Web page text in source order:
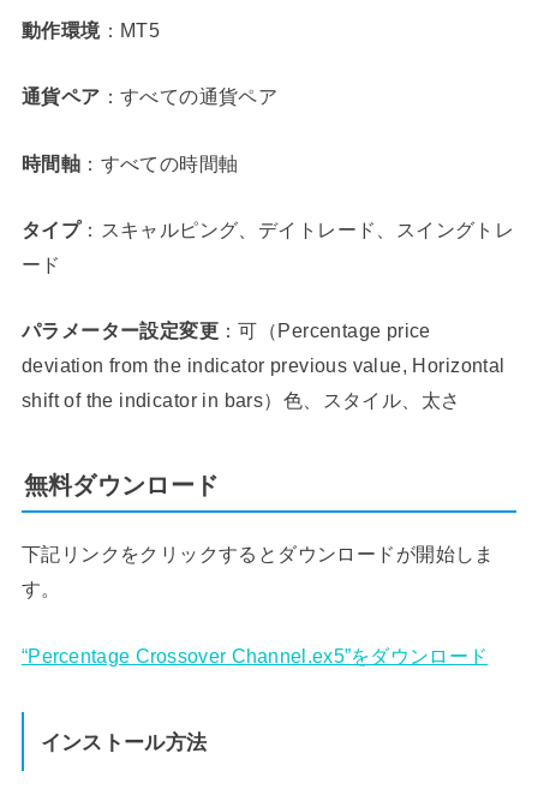
動作環境：MT5
通貨ペア ：すべての通貨ペア
時間軸 ：すべての時間軸
タイプ：スキャルピング、デイトレード、スイングトレ
ード
パラメーター設定変更 ：可（Percentage price
deviation from the indicator previous value, Horizontal
shift of the indicator in bars）色、スタイル、太さ
無料ダウンロード
下記リンクをクリックするとダウンロードが開始しま
す。
“Percentage Crossover Channel.ex5”をダウンロード
インストール方法